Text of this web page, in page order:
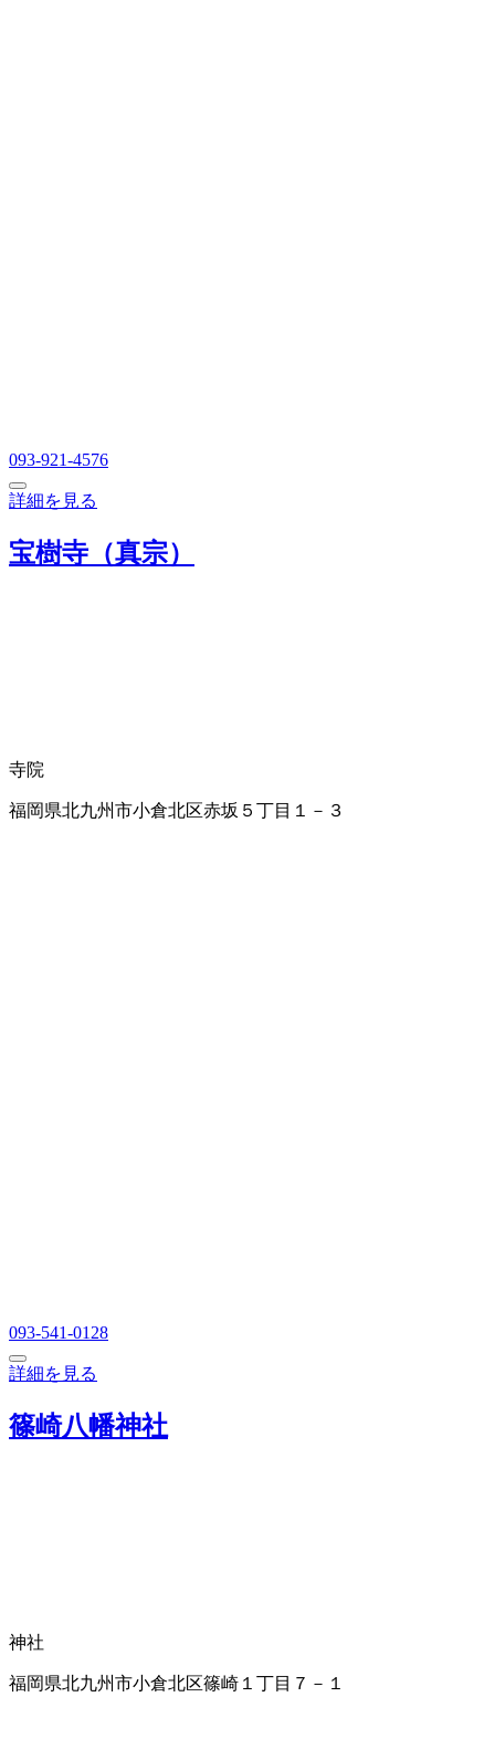
093-921-4576
詳細を見る
宝樹寺（真宗）
寺院
福岡県北九州市小倉北区赤坂５丁目１－３
093-541-0128
詳細を見る
篠崎八幡神社
神社
福岡県北九州市小倉北区篠崎１丁目７－１